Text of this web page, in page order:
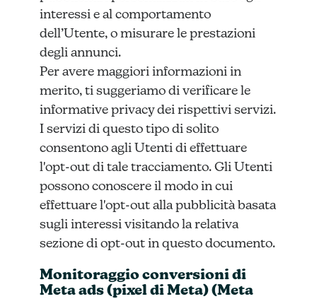
interessi e al comportamento
dell’Utente, o misurare le prestazioni
degli annunci.
Per avere maggiori informazioni in
merito, ti suggeriamo di verificare le
informative privacy dei rispettivi servizi.
I servizi di questo tipo di solito
consentono agli Utenti di effettuare
l'opt-out di tale tracciamento. Gli Utenti
possono conoscere il modo in cui
effettuare l'opt-out alla pubblicità basata
sugli interessi visitando la relativa
sezione di opt-out in questo documento.
Monitoraggio conversioni di
Meta ads (pixel di Meta) (Meta